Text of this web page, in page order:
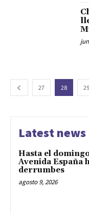
27 28 29
Latest news
Hasta el
Avenida España
derrumbes
agosto 9, 2026